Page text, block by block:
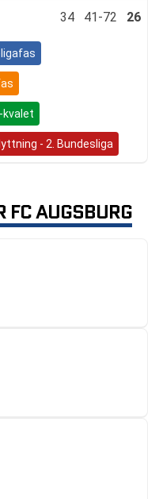
34 41-72 26
kvalet
- 2. Bundesliga
FC AUGSBURG